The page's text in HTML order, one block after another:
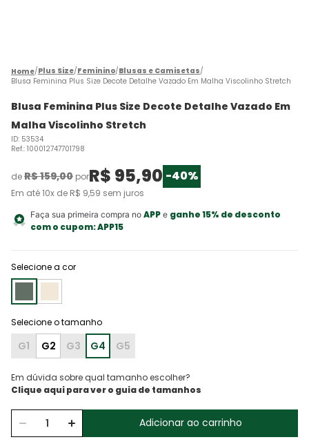
Plus Size Feminino Blusas e Camisetas
Blusa Feminina Plus Size Decote Detalhe Vazado Em Malha Viscolinho Stretch
Blusa Feminina Plus Size Decote Detalhe Vazado Em
Malha Viscolinho Stretch
ID: 53534
Ref.: 100012747701798
deR$159,00 porR$ 95,90 -40%
Em até10x de R$ 9,59 sem juros
Faça sua primeira compra no APPe ganhe 15% de desconto
com o cupom:APP15
Selecione a cor
G1 G2 G3 G4 G5
Em dúvida sobre qual tamanho escolher?
Adicionar ao carrinho